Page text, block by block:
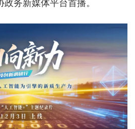
务新媒体平台首播。